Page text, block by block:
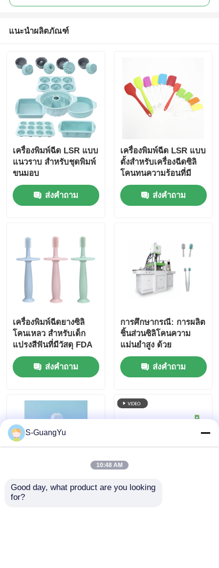
แนะนำผลิตภัณฑ์
เครื่องพิมพ์ฉีด LSR แบบ
แนวราบ สําหรับชุดพิมพ์
ขนมอบ
ส่งคำถาม
เครื่องพิมพ์ฉีด LSR แบบ
ตั้งสําหรับเครื่องฉีดซิลิ
โคนทนความร้อนที่มี
ประสิทธิภาพสูงและการ
ควบคุมความแม่นยํา
ส่งคำถาม
เครื่องพิมพ์ฉีดยางซิลิ
โคนเหลว สําหรับเด็ก
แปรงสีฟันที่มีวัสดุ FDA
ส่งคำถาม
การศึกษากรณี: การผลิต
ชิ้นส่วนซิลิโคนความ
แม่นยําสูง ด้วย
เทคโนโลยี LSR
ส่งคำถาม
ขวดนมซิลิโคนเครื่องฉีด
เครื่องพิมพ์เครื่องยางซิลิ
S-GuangYu
10:48 AM
Good day, what product are you looking
for?